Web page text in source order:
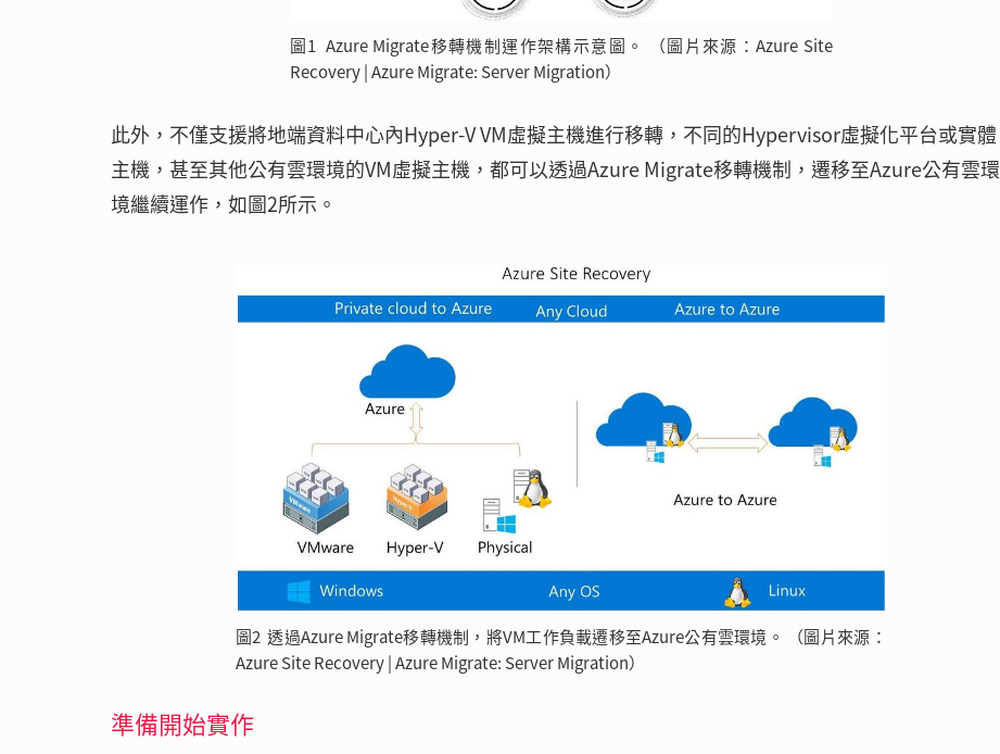
圖1 Azure Migrate移轉機制運作架構示意圖。 （圖片來源：Azure Site
Recovery | Azure Migrate: Server Migration）
此外，不僅支援將地端資料中心內Hyper-V VM虛擬主機進行移轉，不同的Hypervisor虛擬化平台或實體
主機，甚至其他公有雲環境的VM虛擬主機，都可以透過Azure Migrate移轉機制，遷移至Azure公有雲環
境繼續運作，如圖2所示。
圖2 透過Azure Migrate移轉機制，將VM工作負載遷移至Azure公有雲環境。 （圖片來源：
Azure Site Recovery | Azure Migrate: Server Migration）
準備開始實作